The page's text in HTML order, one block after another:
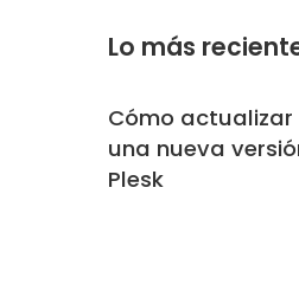
Lo más
Cómo
una nueva
Plesk